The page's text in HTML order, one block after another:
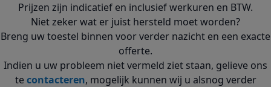
Prijzen zijn indicatief en inclusief werkuren en BTW.
Niet zeker wat er juist hersteld moet worden?
Breng uw toestel binnen voor verder nazicht en een exacte
offerte.
Indien u uw probleem niet vermeld ziet staan, gelieve ons
tecontacteren, mogelijk kunnen wij u alsnog verder